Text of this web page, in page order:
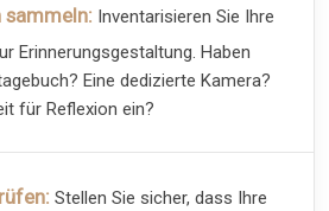
sammeln: Inventarisieren Sie Ihre
Erinnerungsgestaltung. Haben
Eine dedizierte Kamera?
für Reflexion ein?
Stellen Sie sicher, dass Ihre